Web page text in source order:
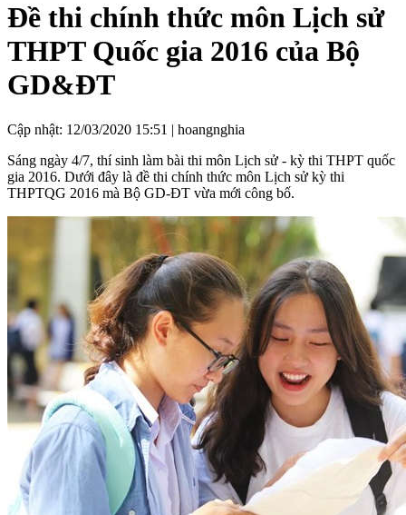
Đề thi chính thức môn Lịch sử
THPT Quốc gia 2016 của Bộ
GD&ĐT
Cập nhật: 12/03/2020 15:51 | hoangnghia
Sáng ngày 4/7, thí sinh làm bài thi môn Lịch sử - kỳ thi THPT quốc
gia 2016. Dưới đây là đề thi chính thức môn Lịch sử kỳ thi
THPTQG 2016 mà Bộ GD-ĐT vừa mới công bố.